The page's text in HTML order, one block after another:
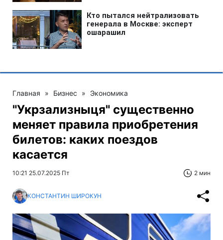
Главная » Бизнес » Экономика
"Укрзализныця" существенно
меняет правила приобретения
билетов: каких поездов
касается
10:21 25.07.2025 Пт 2 мин
КОНСТАНТИН ШИРОКУН